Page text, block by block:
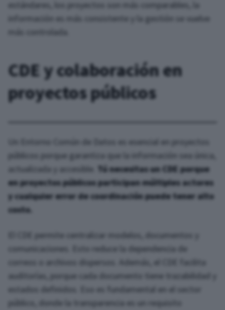
estándares, los proyectos son más comparables, la
información es más consistente y la gestión se vuelve
más controlada.
CDE y colaboración en
proyectos públicos
Un Entorno Común de Datos es esencial en proyectos
públicos porque garantiza que la información sea única,
actualizada y accesible.
Tú necesitas un CDE porque
en proyectos públicos participan múltiples actores
y cualquier error de coordinación puede tener alto
costo.
El CDE permite centralizar modelos, documentos y
comunicaciones. Esto reduce la dependencia de
correos o archivos dispersos. Además, el CDE facilita
auditorías, porque cada documento tiene trazabilidad y
estados definidos. Eso es fundamental en el sector
público, donde la transparencia es un requisito